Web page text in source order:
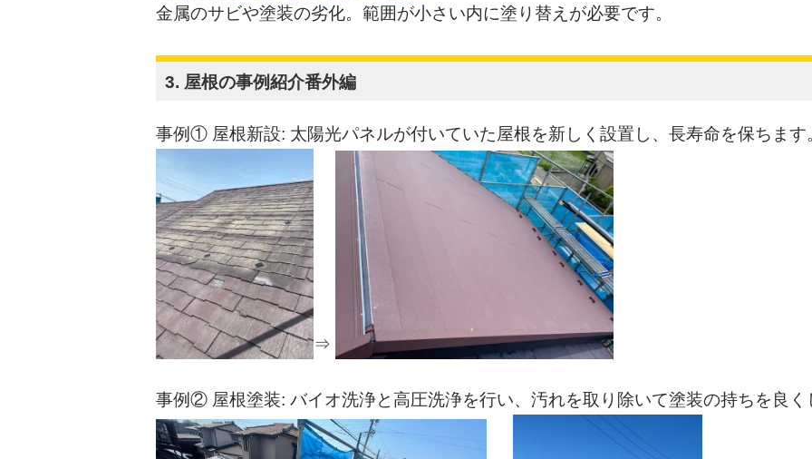
金属のサビや塗装の劣化。範囲が小さい内に塗り替えが必要です。
3. 屋根の事例紹介番外編
事例① 屋根新設: 太陽光パネルが付いていた屋根を新しく設置し、長寿命を保ちます
⇒
事例② 屋根塗装: バイオ洗浄と高圧洗浄を行い、汚れを取り除いて塗装の持ちを良く